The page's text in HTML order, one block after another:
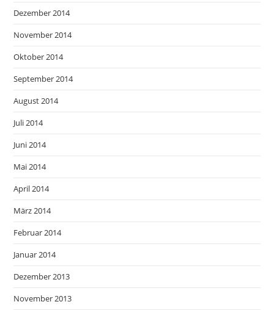
Dezember 2014
November 2014
Oktober 2014
September 2014
August 2014
Juli 2014
Juni 2014
Mai 2014
April 2014
März 2014
Februar 2014
Januar 2014
Dezember 2013
November 2013